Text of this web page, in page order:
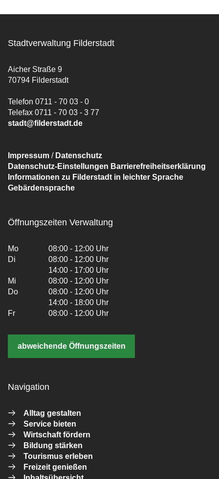
Stadtverwaltung Filderstadt
Aicher Straße 9
70794 Filderstadt
Telefon 0711 - 70 03 - 0
Telefax 0711 - 70 03 - 3 77
stadt@filderstadt.de
Impressum / Datenschutz
Datenschutz-Einstellungen Barrierefreiheitserklärung
Informationen zu Filderstadt in leichter Sprache
Gebärdensprache
Öffnungszeiten Verwaltung
Mo
08:00 - 12:00 Uhr
Di
08:00 - 12:00 Uhr
14:00 - 17:00 Uhr
Mi
08:00 - 12:00 Uhr
Do
08:00 - 12:00 Uhr
14:00 - 18:00 Uhr
Fr
08:00 - 12:00 Uhr
abweichende Öffnungszeiten
Navigation
Alltag gestalten
Service bieten
Wirtschaft fördern
Bildung stärken
Tourismus erleben
Freizeit genießen